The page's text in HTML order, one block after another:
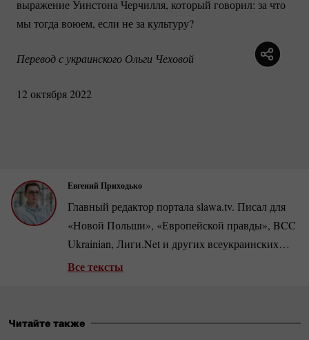
выражение Уинстона Черчилля, который говорил: за что
мы тогда воюем, если не за культуру?
Перевод с украинского Ольги Чеховой
12 октября 2022
Евгений Приходько
Главный редактор портала slawa.tv. Писал для
«Новой Польши», «Европейской правды», BCC
Ukrainian, Лиги.Net и других всеукраинских
изданий. Автор репортажей, в частности, из
Все тексты
Читайте также